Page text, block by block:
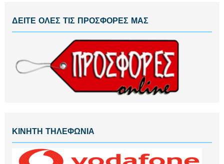
ΔΕΙΤΕ ΟΛΕΣ ΤΙΣ ΠΡΟΣΦΟΡΕΣ ΜΑΣ
ΚΙΝΗΤΗ ΤΗΛΕΦΩΝΙΑ